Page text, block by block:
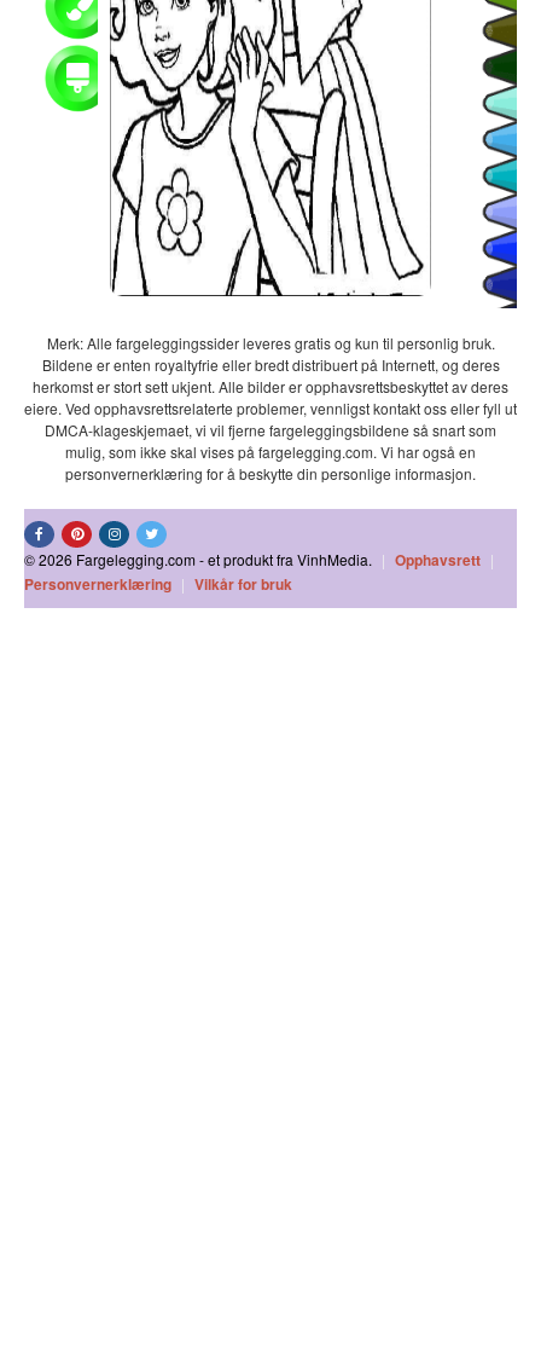
Merk: Alle fargeleggingssider leveres gratis og kun til personlig bruk.
Bildene er enten royaltyfrie eller bredt distribuert på Internett, og deres
herkomst er stort sett ukjent. Alle bilder er opphavsrettsbeskyttet av deres
eiere. Ved opphavsrettsrelaterte problemer, vennligst kontakt oss eller fyll ut
DMCA-klageskjemaet, vi vil fjerne fargeleggingsbildene så snart som
mulig, som ikke skal vises på fargelegging.com. Vi har også en
personvernerklæring for å beskytte din personlige informasjon.
© 2026 Fargelegging.com - et produkt fra VinhMedia. | Opphavsrett |
Personvernerklæring | Vilkår for bruk